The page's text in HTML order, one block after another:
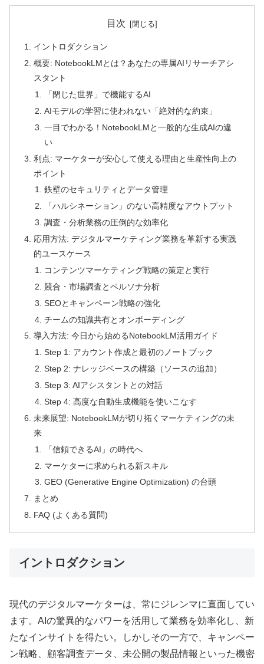
目次
イントロダクション
概要: NotebookLMとは？あなたの専属AIリサーチアシ
スタント
「閉じた世界」で機能するAI
AIモデルの学習に使われない「絶対的な約束」
一目でわかる！NotebookLMと一般的な生成AIの違
い
利点: マーケターが安心して使える理由と生産性向上の
ポイント
鉄壁のセキュリティとデータ管理
「ハルシネーション」のない高精度なアウトプット
調査・分析業務の圧倒的な効率化
応用方法: デジタルマーケティング業務を革新する実践
的ユースケース
コンテンツマーケティング戦略の策定と実行
競合・市場調査とペルソナ分析
SEOとキャンペーン戦略の強化
チームの知識共有とオンボーディング
導入方法: 今日から始めるNotebookLM活用ガイド
Step 1: アカウント作成と最初のノートブック
Step 2: ナレッジベースの構築（ソースの追加）
Step 3: AIアシスタントとの対話
Step 4: 高度な自動生成機能を使いこなす
未来展望: NotebookLMが切り拓くマーケティングの未
来
「信頼できるAI」の時代へ
マーケターに求められる新スキル
GEO (Generative Engine Optimization) の台頭
まとめ
FAQ (よくある質問)
イントロダクション
現代のデジタルマーケターは、常にジレンマに直面してい
ます。AIの驚異的なパワーを活用して業務を効率化し、新
たなインサイトを得たい。しかしその一方で、キャンペー
ン戦略、顧客調査データ、未公開の製品情報といった機密